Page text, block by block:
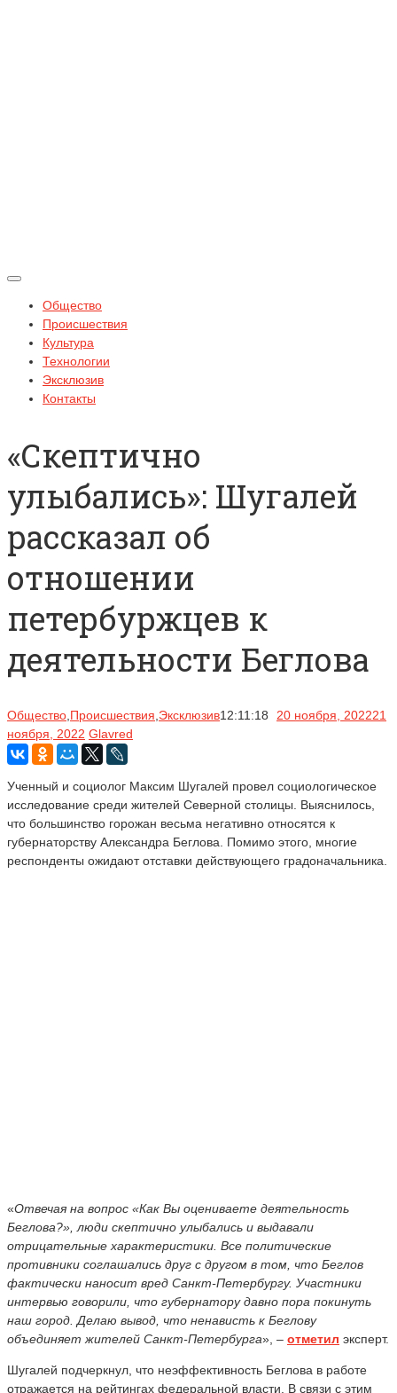
Общество
Происшествия
Культура
Технологии
Эксклюзив
Контакты
«Скептично
улыбались»: Шугалей
рассказал об
отношении
петербуржцев к
деятельности Беглова
Общество Происшествия Эксклюзив12:11:18 20 ноября, 202221
ноября, 2022 Glavred
Ученный и социолог Максим Шугалей провел социологическое
исследование среди жителей Северной столицы. Выяснилось,
что большинство горожан весьма негативно относятся к
губернаторству Александра Беглова. Помимо этого, многие
респонденты ожидают отставки действующего градоначальника.
«Отвечая на вопрос «Как Вы оцениваете деятельность
Беглова?», люди скептично улыбались и выдавали
отрицательные характеристики. Все политические
противники соглашались друг с другом в том, что Беглов
фактически наносит вред Санкт-Петербургу. Участники
интервью говорили, что губернатору давно пора покинуть
наш город. Делаю вывод, что ненависть к Беглову
объединяет жителей Санкт-Петербурга», – отметил эксперт.
Шугалей подчеркнул, что неэффективность Беглова в работе
отражается на рейтингах федеральной власти. В связи с этим